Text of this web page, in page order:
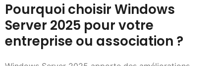
Pourquoi choisir Windows
Server 2025 pour votre
entreprise ou association ?